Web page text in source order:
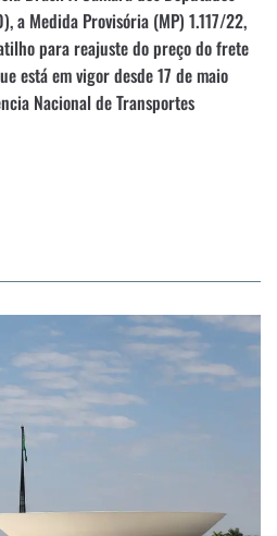
a Medida Provisória (MP) 1.117/22,
para reajuste do preço do frete
está em vigor desde 17 de maio
Nacional de Transportes